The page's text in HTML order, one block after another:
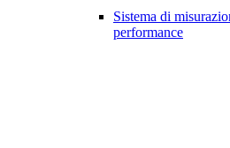
Sistema di
performance